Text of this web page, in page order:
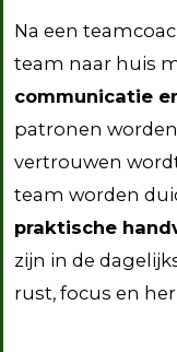
Na een
team naar huis
communicatie
patronen
vertrouwen
team worden
praktische
zijn in de
rust, focus en